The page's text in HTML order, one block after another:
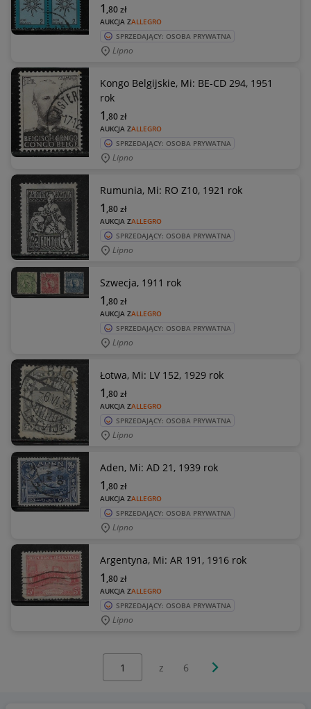
AUKCJA ZALLEGRO
1 ,80zł
SPRZEDAJĄCY: OSOBA PRYWATNA
Lipno
Kongo Belgijskie, Mi: BE-CD 294, 1951
rok
AUKCJA ZALLEGRO
1 ,80zł
SPRZEDAJĄCY: OSOBA PRYWATNA
Lipno
Rumunia, Mi: RO Z10, 1921 rok
AUKCJA ZALLEGRO
1 ,80zł
SPRZEDAJĄCY: OSOBA PRYWATNA
Lipno
Szwecja, 1911 rok
AUKCJA ZALLEGRO
1 ,80zł
SPRZEDAJĄCY: OSOBA PRYWATNA
Lipno
Łotwa, Mi: LV 152, 1929 rok
AUKCJA ZALLEGRO
1 ,80zł
SPRZEDAJĄCY: OSOBA PRYWATNA
Lipno
Aden, Mi: AD 21, 1939 rok
AUKCJA ZALLEGRO
1 ,80zł
SPRZEDAJĄCY: OSOBA PRYWATNA
Lipno
Argentyna, Mi: AR 191, 1916 rok
AUKCJA ZALLEGRO
1 ,80zł
SPRZEDAJĄCY: OSOBA PRYWATNA
Lipno
z 6 Następna strona